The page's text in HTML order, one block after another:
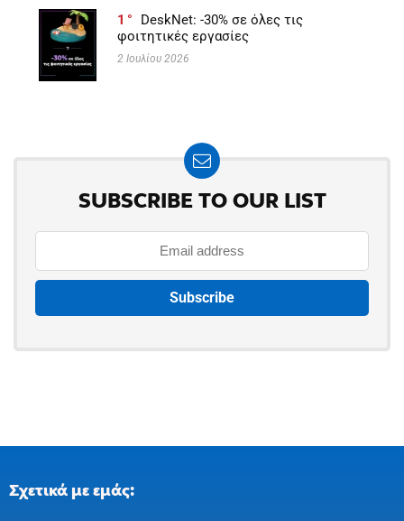
1
DeskNet: -30% σε όλες τις
φοιτητικές εργασίες
2 Ιουλίου 2026
SUBSCRIBE TO OUR LIST
Σχετικά με εμάς: